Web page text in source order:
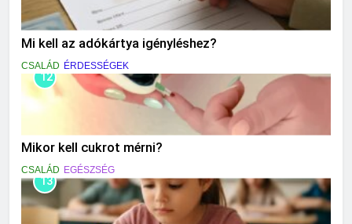
Mi kell az adókártya igényléshez?
CSALÁD ÉRDESSÉGEK
12
Mikor kell cukrot mérni?
CSALÁD EGÉSZSÉG
13